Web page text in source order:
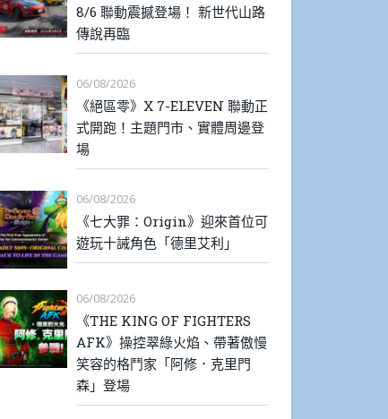
8/6 聯動震撼登場！ 新世代山路
傳說再臨
06/08/2026
《絕區零》X 7-ELEVEN 聯動正
式開跑！主題門市、實體周邊登
場
06/08/2026
《七大罪：Origin》迎來首位可
遊玩十誡角色「德里艾利」
06/08/2026
《THE KING OF FIGHTERS
AFK》操控翠綠火焰、帶著傲慢
笑容的格鬥家「阿修．克里門
森」登場